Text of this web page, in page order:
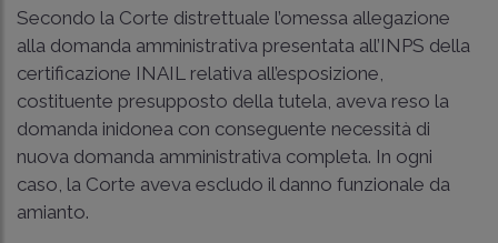
Secondo la Corte distrettuale l’omessa allegazione
alla domanda amministrativa presentata all’INPS della
certificazione INAIL relativa all’esposizione,
costituente presupposto della tutela, aveva reso la
domanda inidonea con conseguente necessità di
nuova domanda amministrativa completa. In ogni
caso, la Corte aveva escludo il danno funzionale da
amianto.